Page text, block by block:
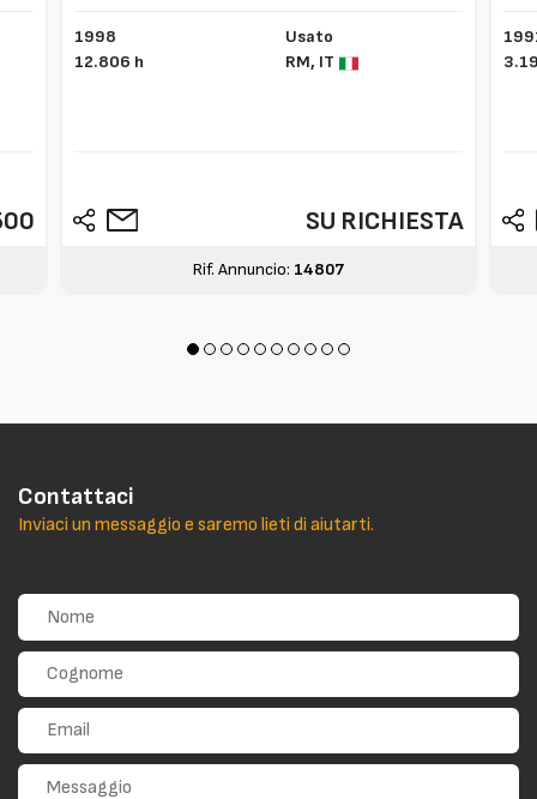
1998
12.806 h
Usato
RM, IT
SU RICHIESTA
Rif. Annuncio: 14807
Contattaci
Inviaci un messaggio e saremo lieti di aiutarti.